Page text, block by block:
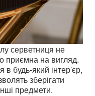
серветниця не
приємна на вигляд.
в будь-який інтер'єр,
зберігати
предмети.